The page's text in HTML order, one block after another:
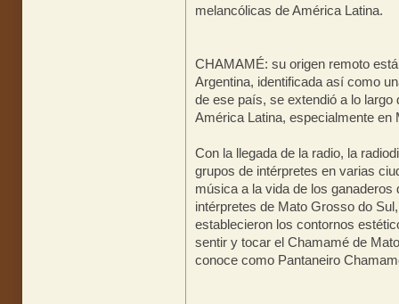
melancólicas de América Latina.
CHAMAMÉ: su origen remoto
Argentina, identificada así como
de ese país, se extendió a lo
América Latina, especialmente en
Con la llegada de la radio, la
grupos de intérpretes en varias
música a la vida de los
intérpretes de Mato Grosso do
establecieron los contornos
sentir y tocar el Chamamé de
conoce como Pantaneiro